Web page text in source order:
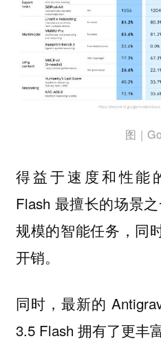
图｜
得益于速度和性能
Flash 最擅长的场景
规模的智能任务，同
开销。
同时，最新的
3.5 Flash 拥有了更